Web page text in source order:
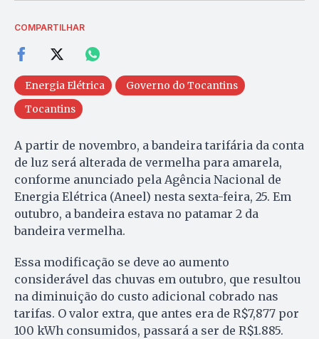
COMPARTILHAR
Energia Elétrica
Governo do Tocantins
Tocantins
A partir de novembro, a bandeira tarifária da conta
de luz será alterada de vermelha para amarela,
conforme anunciado pela Agência Nacional de
Energia Elétrica (Aneel) nesta sexta-feira, 25. Em
outubro, a bandeira estava no patamar 2 da
bandeira vermelha.
Essa modificação se deve ao aumento
considerável das chuvas em outubro, que resultou
na diminuição do custo adicional cobrado nas
tarifas. O valor extra, que antes era de R$7,877 por
100 kWh consumidos, passará a ser de R$1.885.